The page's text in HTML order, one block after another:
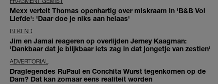
Mexx vertelt Thomas openhartig over miskraam in 'B&B Vol
Liefde': 'Daar doe je niks aan helaas'
BEKEND
Jim en Jamai reageren op overlijden Jerney Kaagman:
'Dankbaar dat je blijkbaar iets zag in dat jongetje van zestien'
ADVERTORIAL
Draglegendes RuPaul en Conchita Wurst tegenkomen op de
Dam? Dat kan zomaar eens realiteit worden